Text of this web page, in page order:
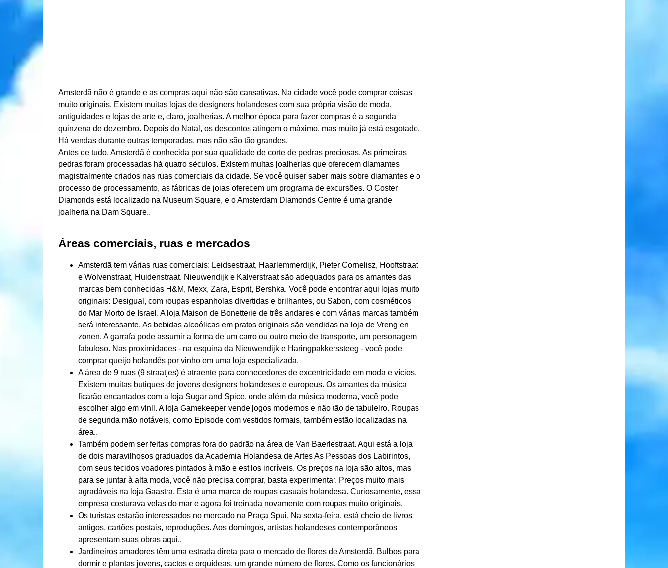
Amsterdã não é grande e as compras aqui não são cansativas. Na cidade você pode comprar coisas
muito originais. Existem muitas lojas de designers holandeses com sua própria visão de moda,
antiguidades e lojas de arte e, claro, joalherias. A melhor época para fazer compras é a segunda
quinzena de dezembro. Depois do Natal, os descontos atingem o máximo, mas muito já está esgotado.
Há vendas durante outras temporadas, mas não são tão grandes.
Antes de tudo, Amsterdã é conhecida por sua qualidade de corte de pedras preciosas. As primeiras
pedras foram processadas há quatro séculos. Existem muitas joalherias que oferecem diamantes
magistralmente criados nas ruas comerciais da cidade. Se você quiser saber mais sobre diamantes e o
processo de processamento, as fábricas de joias oferecem um programa de excursões. O Coster
Diamonds está localizado na Museum Square, e o Amsterdam Diamonds Centre é uma grande
joalheria na Dam Square..
Áreas comerciais, ruas e mercados
Amsterdã tem várias ruas comerciais: Leidsestraat, Haarlemmerdijk, Pieter Cornelisz, Hooftstraat
e Wolvenstraat, Huidenstraat. Nieuwendijk e Kalverstraat são adequados para os amantes das
marcas bem conhecidas H&M, Mexx, Zara, Esprit, Bershka. Você pode encontrar aqui lojas muito
originais: Desigual, com roupas espanholas divertidas e brilhantes, ou Sabon, com cosméticos
do Mar Morto de Israel. A loja Maison de Bonetterie de três andares e com várias marcas também
será interessante. As bebidas alcoólicas em pratos originais são vendidas na loja de Vreng en
zonen. A garrafa pode assumir a forma de um carro ou outro meio de transporte, um personagem
fabuloso. Nas proximidades - na esquina da Nieuwendijk e Haringpakkerssteeg - você pode
comprar queijo holandês por vinho em uma loja especializada.
A área de 9 ruas (9 straatjes) é atraente para conhecedores de excentricidade em moda e vícios.
Existem muitas butiques de jovens designers holandeses e europeus. Os amantes da música
ficarão encantados com a loja Sugar and Spice, onde além da música moderna, você pode
escolher algo em vinil. A loja Gamekeeper vende jogos modernos e não tão de tabuleiro. Roupas
de segunda mão notáveis, como Episode com vestidos formais, também estão localizadas na
área..
Também podem ser feitas compras fora do padrão na área de Van Baerlestraat. Aqui está a loja
de dois maravilhosos graduados da Academia Holandesa de Artes As Pessoas dos Labirintos,
com seus tecidos voadores pintados à mão e estilos incríveis. Os preços na loja são altos, mas
para se juntar à alta moda, você não precisa comprar, basta experimentar. Preços muito mais
agradáveis ​​na loja Gaastra. Esta é uma marca de roupas casuais holandesa. Curiosamente, essa
empresa costurava velas do mar e agora foi treinada novamente com roupas muito originais.
Os turistas estarão interessados ​​no mercado na Praça Spui. Na sexta-feira, está cheio de livros
antigos, cartões postais, reproduções. Aos domingos, artistas holandeses contemporâneos
apresentam suas obras aqui..
Jardineiros amadores têm uma estrada direta para o mercado de flores de Amsterdã. Bulbos para
dormir e plantas jovens, cactos e orquídeas, um grande número de flores. Como os funcionários